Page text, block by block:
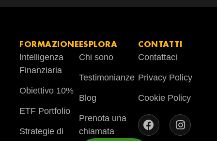
FORMAZIONE
Intelligenza
Finanziaria
Obiettivo 10%
ETF Portfolio
Strategie di
ESPLORA
Chi sono
Testimonianze
Blog
Prenota una
chiamata
CONTATTI
Contattaci
Privacy Policy
Cookie Policy